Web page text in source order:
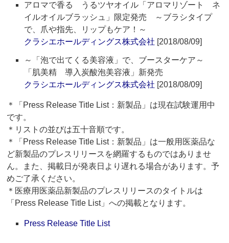
アロマで香る うるツヤオイル「アロマリゾート ネ
イルオイルブラッシュ」限定発売 ～ブラシタイプ
で、爪や指先、リップもケア！～
クラシエホールディングス株式会社 [2018/08/09]
～「泡で出てくる美容液」で、ブースターケア～
「肌美精 導入炭酸泡美容液」新発売
クラシエホールディングス株式会社 [2018/08/09]
＊「Press Release Title List：新製品」は現在試験運用中
です。
＊リストの並びは五十音順です。
＊「Press Release Title List：新製品」は一般用医薬品な
ど新製品のプレスリリースを網羅するものではありませ
ん。また、掲載日が発表日より遅れる場合があります。予
めご了承ください。
＊医療用医薬品新製品のプレスリリースのタイトルは
「Press Release Title List」への掲載となります。
Press Release Title List